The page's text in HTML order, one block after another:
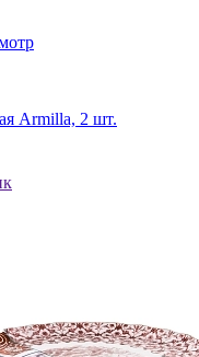
Armilla, 2 шт.